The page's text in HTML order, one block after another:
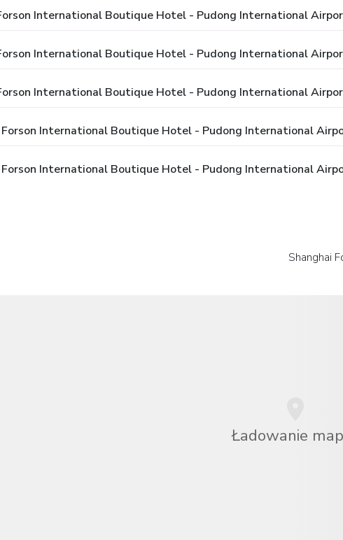
International Boutique Hotel - Pudong International
International Boutique Hotel - Pudong International
International Boutique Hotel - Pudong International
Forson International Boutique Hotel - Pudong International
Forson International Boutique Hotel - Pudong International
Shanghai
Ładowanie